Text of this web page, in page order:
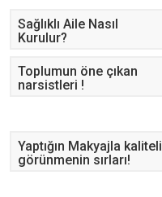
Sağlıklı Aile Nasıl
Kurulur?
Toplumun öne çıkan
narsistleri !
Yaptığın Makyajla kaliteli
görünmenin sırları!